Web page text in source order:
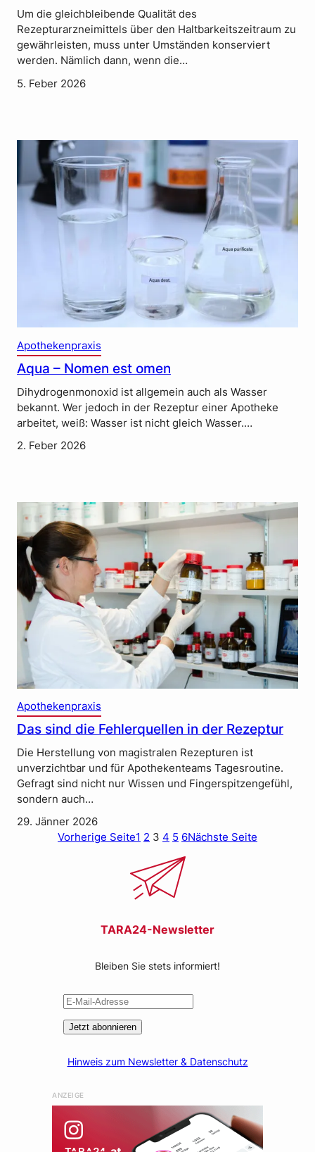
Um die gleichbleibende Qualität des
Rezepturarzneimittels über den Haltbarkeitszeitraum zu
gewährleisten, muss unter Umständen konserviert
werden. Nämlich dann, wenn die…
5. Feber 2026
Apothekenpraxis
Aqua – Nomen est omen
Dihydrogenmonoxid ist allgemein auch als Wasser
bekannt. Wer jedoch in der Rezeptur einer Apotheke
arbeitet, weiß: Wasser ist nicht gleich Wasser.…
2. Feber 2026
Apothekenpraxis
Das sind die Fehlerquellen in der Rezeptur
Die Herstellung von magistralen Rezepturen ist
unverzichtbar und für Apothekenteams Tagesroutine.
Gefragt sind nicht nur Wissen und Fingerspitzengefühl,
sondern auch…
29. Jänner 2026
Vorherige Seite1 2 3 4 5 6Nächste Seite
TARA24-Newsletter
Bleiben Sie stets informiert!
Jetzt abonnieren
Hinweis zum Newsletter & Datenschutz
ANZEIGE